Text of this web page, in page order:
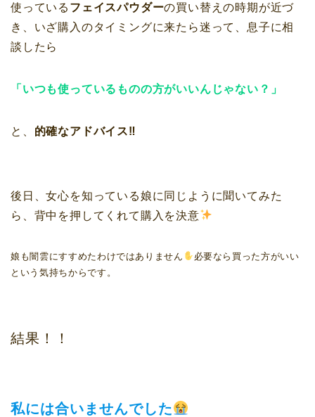
使っている フェイスパウダーの買い替えの時期が近づ
き、いざ購入のタイミングに来たら迷って、息子に相
談したら
「いつも使っているものの方がいいんじゃない？」
と、 的確なアドバイス‼︎
後日、女心を知っている娘に同じように聞いてみた
ら、背中を押してくれて購入を決意
娘も闇雲にすすめたわけではありません
必要なら買った方がいい
という気持ちからです。
結果！！
私には合いませんでした